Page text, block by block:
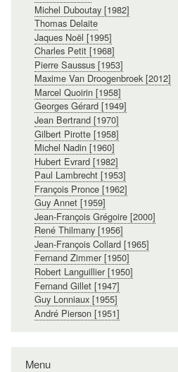
Michel Duboutay [1982]
Thomas Delaite
Jaques Noël [1995]
Charles Petit [1968]
Pierre Saussus [1953]
Maxime Van Droogenbroek [2012]
Marcel Quoirin [1958]
Georges Gérard [1949]
Jean Bertrand [1970]
Gilbert Pirotte [1958]
Michel Nadin [1960]
Hubert Evrard [1982]
Paul Lambrecht [1953]
François Pronce [1962]
Guy Annet [1959]
Jean-François Grégoire [2000]
René Thilmany [1956]
Jean-François Collard [1965]
Fernand Zimmer [1950]
Robert Languillier [1950]
Fernand Gillet [1947]
Guy Lonniaux [1955]
André Pierson [1951]
Menu